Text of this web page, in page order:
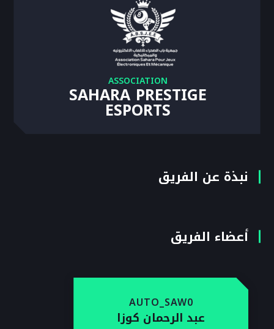
ASSOCIATION
SAHARA PRESTIGE
ESPORTS
نبذة عن الفريق
أعضاء الفريق
AUTO_SAW0
عبد الرحمان كوزا